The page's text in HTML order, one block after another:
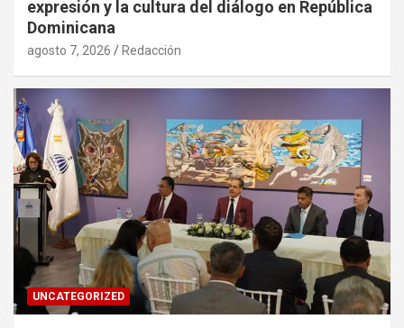
expresión y la cultura del diálogo en República
Dominicana
agosto 7, 2026 Redacción
UNCATEGORIZED